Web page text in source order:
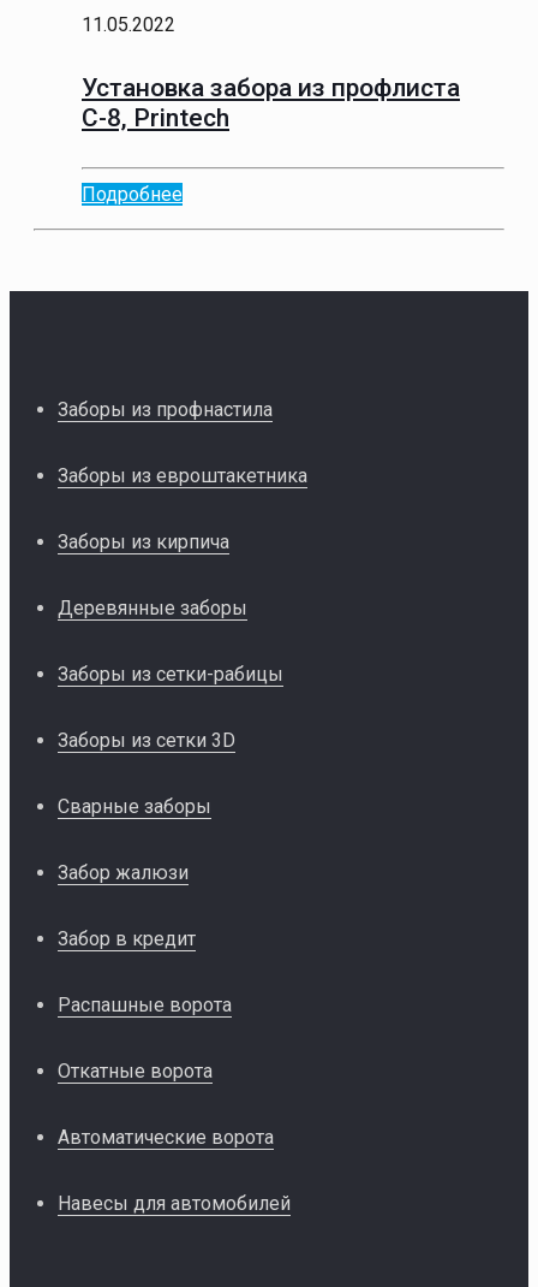
11.05.2022
Установка забора из профлиста
С-8, Printech
Подробнее
Заборы из профнастила
Заборы из евроштакетника
Заборы из кирпича
Деревянные заборы
Заборы из сетки-рабицы
Заборы из сетки 3D
Сварные заборы
Забор жалюзи
Забор в кредит
Распашные ворота
Откатные ворота
Автоматические ворота
Навесы для автомобилей